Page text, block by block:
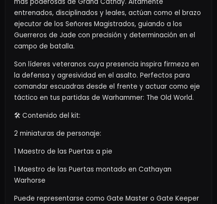
entrenados, disciplinados y leales, actúan como el brazo
ejecutor de los Señores Magistrados, guiando a los
Guerreros de Jade con precisión y determinación en el
campo de batalla.
Son líderes veteranos cuya presencia inspira firmeza en
la defensa y agresividad en el asalto. Perfectos para
comandar escuadras desde el frente y actuar como eje
táctico en tus partidas de Warhammer: The Old World.
🛠️ Contenido del kit:
2 miniaturas de personaje:
1 Maestro de las Puertas a pie
1 Maestro de las Puertas montado en Cathayan
Warhorse
Puede representarse como Gate Master o Gate Keeper